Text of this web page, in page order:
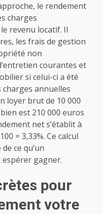
le rendement
charges
revenu locatif. Il
les frais de gestion
non
courantes et
si celui-ci a été
charges annuelles
loyer brut de 10 000
est 210 000 euros
net s’établit à
= 3,33%. Ce calcul
ce qu’un
gagner.
pour
votre